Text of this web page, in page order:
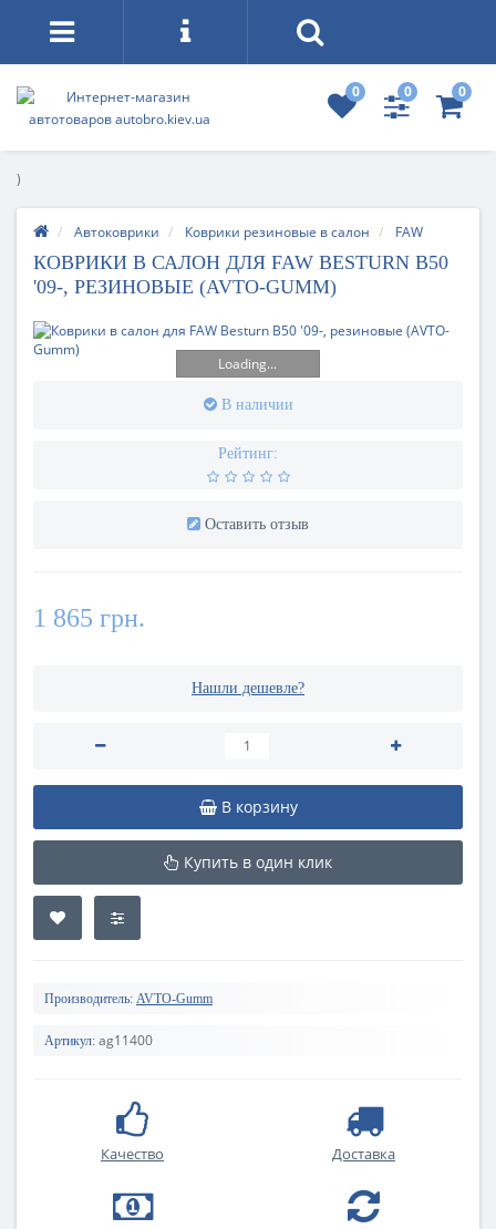
0 0 0
)
Автоковрики Коврики резиновые в салон FAW
КОВРИКИ В САЛОН ДЛЯ FAW BESTURN B50
'09-, РЕЗИНОВЫЕ (AVTO-GUMM)
Loading...
В наличии
Рейтинг:
Оставить отзыв
1 865 грн.
Нашли дешевле?
В корзину
Купить в один клик
Производитель: AVTO-Gumm
Артикул: ag11400
Качество Доставка